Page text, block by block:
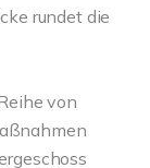
rundet die
von